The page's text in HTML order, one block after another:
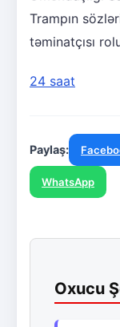
Trampın
təminatçısı
24 saat
Paylaş:
WhatsApp
Oxucu